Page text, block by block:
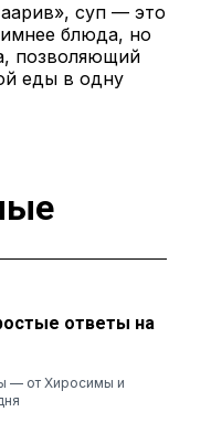
суп — это
блюда, но
позволяющий
еды в одну
ответы на
— от Хиросимы и